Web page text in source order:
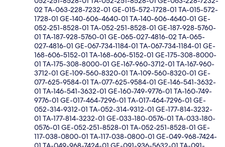
02 TA-063-228-7232-01 GE-015-572-1728-01 TA-015-572-
1728-01 GE-140-606-4640-01 TA-140-606-4640-01 GE-
052-251-8528-01 TA-052-251-8528-01 GE-187-928-5760-
01 TA-187-928-5760-01 GE-065-027-4816-02 TA-065-
027-4816-01 GE-067-734-1184-01 TA-067-734-1184-01 GE-
168-606-5152-01 TA-168-606-5152-01 GE-175-308-8000-
01 TA-175-308-8000-01 GE-167-960-3712-01 TA-167-960-
3712-01 GE-109-560-8320-01 TA-109-560-8320-01 GE-
077-625-9584-01 TA-077-625-9584-01 GE-146-541-3632-
01 TA-146-541-3632-01 GE-160-749-9776-01 TA-160-749-
9776-01 GE-017-464-7296-01 TA-017-464-7296-01 GE-
052-314-9312-01 TA-052-314-9312-01 GE-177-814-3232-
01 TA-177-814-3232-01 GE-033-180-0576-01 TA-033-180-
0576-01 GE-052-251-8528-01 TA-052-251-8528-01 GE-
117-038-0800-01 TA-117-038-0800-01 GE-049-968-7424-